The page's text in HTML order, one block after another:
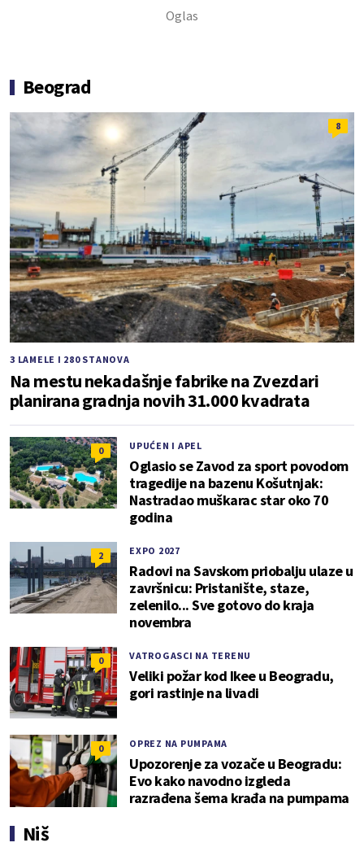
Beograd
8
3 LAMELE I 280 STANOVA
Na mestu nekadašnje fabrike na Zvezdari
planirana gradnja novih 31.000 kvadrata
0 UPUĆEN I APEL
Oglasio se Zavod za sport povodom
tragedije na bazenu Košutnjak:
Nastradao muškarac star oko 70
godina
2 EXPO 2027
Radovi na Savskom priobalju ulaze u
završnicu: Pristanište, staze,
zelenilo... Sve gotovo do kraja
novembra
0 VATROGASCI NA TERENU
Veliki požar kod Ikee u Beogradu,
gori rastinje na livadi
0 OPREZ NA PUMPAMA
Upozorenje za vozače u Beogradu:
Evo kako navodno izgleda
razrađena šema krađa na pumpama
Niš